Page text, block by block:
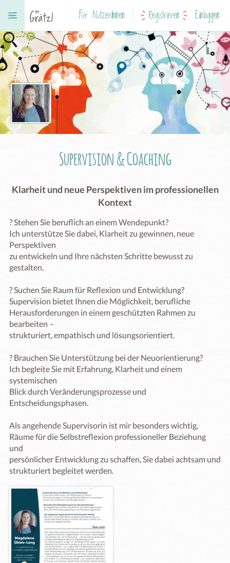
Für NutzerInnen Registrieren Einloggen
Supervision & Coaching
Klarheit und neue Perspektiven im professionellen
Kontext
? Stehen Sie beruflich an einem Wendepunkt?
Ich unterstütze Sie dabei, Klarheit zu gewinnen, neue
Perspektiven
zu entwickeln und Ihre nächsten Schritte bewusst zu
gestalten.
? Suchen Sie Raum für Reflexion und Entwicklung?
Supervision bietet Ihnen die Möglichkeit, berufliche
Herausforderungen in einem geschützten Rahmen zu
bearbeiten –
strukturiert, empathisch und lösungsorientiert.
? Brauchen Sie Unterstützung bei der Neuorientierung?
Ich begleite Sie mit Erfahrung, Klarheit und einem
systemischen
Blick durch Veränderungsprozesse und
Entscheidungsphasen.
Als angehende Supervisorin ist mir besonders wichtig,
Räume für die Selbstreflexion professioneller Beziehung
und
persönlicher Entwicklung zu schaffen, Sie dabei achtsam und
strukturiert begleitet werden.